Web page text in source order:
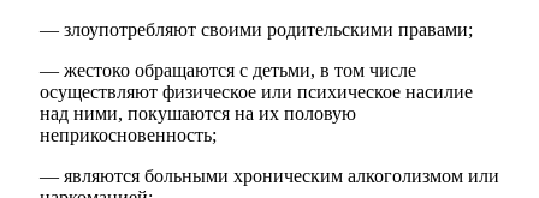
— злоупотребляют своими родительскими правами;
— жестоко обращаются с детьми, в том числе
осуществляют физическое или психическое насилие
над ними, покушаются на их половую
неприкосновенность;
— являются больными хроническим алкоголизмом или